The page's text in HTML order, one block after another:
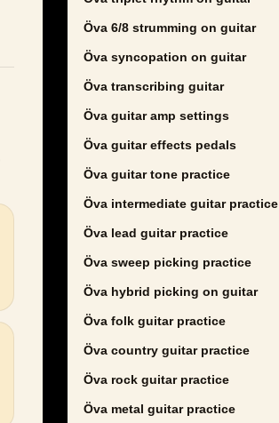
Öva 6/8 strumming on guitar
Öva syncopation on guitar
Öva transcribing guitar
Öva guitar amp settings
Öva guitar effects pedals
Öva guitar tone practice
Öva intermediate guitar practice
Öva lead guitar practice
Öva sweep picking practice
Öva hybrid picking on guitar
Öva folk guitar practice
Öva country guitar practice
Öva rock guitar practice
Öva metal guitar practice